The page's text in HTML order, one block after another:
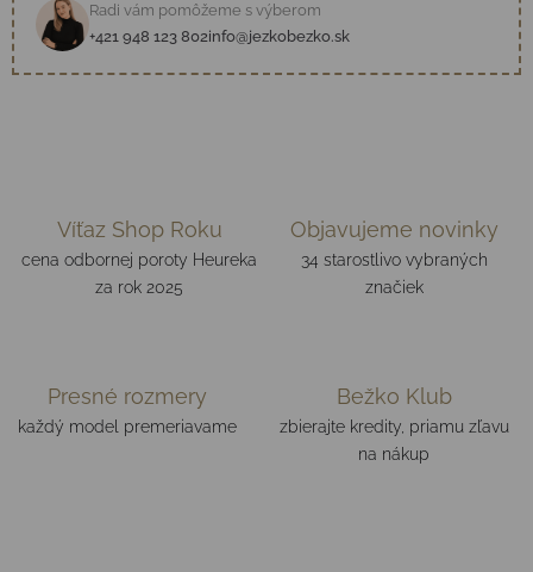
Radi vám pomôžeme s výberom
+421 948 123 802info@jezkobezko.sk
Víťaz Shop Roku
cena odbornej poroty Heureka
za rok 2025
Objavujeme novinky
34 starostlivo vybraných
značiek
Presné rozmery
každý model premeriavame
Bežko Klub
zbierajte kredity, priamu zľavu
na nákup